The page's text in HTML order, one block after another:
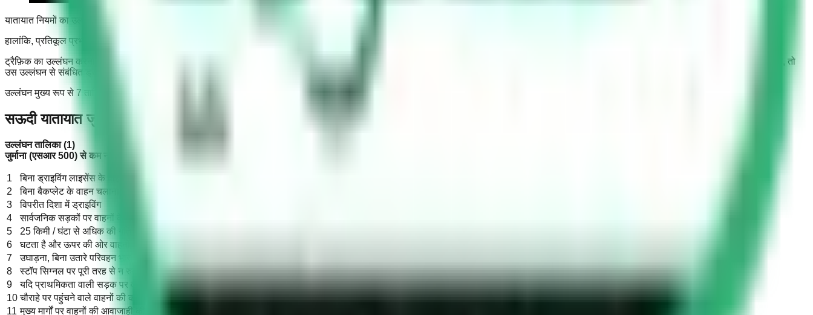
यातायात नियमों का उल्लंघन करने वाले आचरण पर नकारात्मक प्रभाव पड़ता है, जिसमें आपको और दूसरों को नुकसान पहुंचाना या जुर्माना और अन्य कानूनी प्रक्रियाओं का कानूनी परिणाम शामिल है।
हालांकि, प्रतिकूल प्रभाव वहाँ नहीं रुकता है, लेकिन ट्रैफ़िक निदेशालय में आपके रिकॉर्ड पर काले बिंदुओं को दर्ज करने का विस्तार हो सकता है।
ट्रैफ़िक का उल्लंघन करना उथल-पुथल नहीं है या इसका मतलब यह नहीं है कि आप एक खतरनाक ड्राइवर हैं। यह कानून निर्धारित करता है कि “अगर एक साल के बाद ड्राइवर ने ट्रैफ़िक का उल्लंघन किया और दूसरा उल्लंघन नहीं किया, तो
उस उल्लंघन से संबंधित ड्राइवर के काले बिंदु सिस्टम से स्वचालित रूप से हटा दिए जाएंगे, फलस्वरूप उसका रिकॉर्ड किसी भी उल्लंघन से साफ होगा।”
उल्लंघन मुख्य रूप से 7 तालिकाओं में विभाजित हैं। प्रत्येक तालिका में एक निर्धारित मूल्य सीमा होती है। यहाँ सऊदी यातायात जुर्माना सूची है।
सऊदी यातायात जुर्माना सूची
उल्लंघन तालिका (1)
जुर्माना (एसआर 500) से कम नहीं (एसआर 900) से अधिक नहीं
1
बिना ड्राइविंग लाइसेंस के वाहन चलाना
2
बिना बैकप्लेट के वाहन चलाना (उल्लंघन के निपटान तक वाहन को हिरासत में रखा जाएगा)
3
विपरीत दिशा में ड्राइविंग
4
सार्वजनिक सड़कों पर वाहनों के बीच तेजी से आगे बढ़ते हुए
5
25 किमी / घंटा से अधिक की गति सीमा से अधिक
6
घटता है और ऊपर की ओर वाहनों को पलटता है
7
उघाड़ना, बिना उतारे परिवहन भार
8
स्टॉप सिग्नल पर पूरी तरह से न रुकने वाला
9
यदि प्राथमिकता वाली सड़क पर वाहन चल रहे हैं तो सिग्नल ड्राइविंग प्राथमिकता के आगे रुकना नहीं
10 चौराहे पर पहुंचने वाले वाहनों की कोई प्राथमिकता नहीं है जब वे चौराहे पर पहुंचते हैं जहां कोई प्राथमिकता के संकेत नहीं होने पर समान आंदोलन प्राथमिकताएं होती हैं
11 मुख्य मार्गों पर वाहनों की आवाजाही की कोई प्राथमिकता नहीं होने पर उन्हें प्राथमिकता नहीं दी जाती है